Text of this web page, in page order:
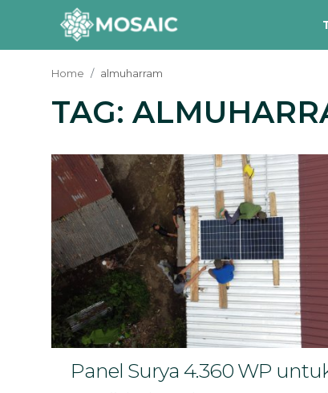
Contact
Risalah
Team Kami
Inisiatif
Sorotan Berita
Bahasa
Home almuharram
TAG:
Panel Surya 4.360 WP